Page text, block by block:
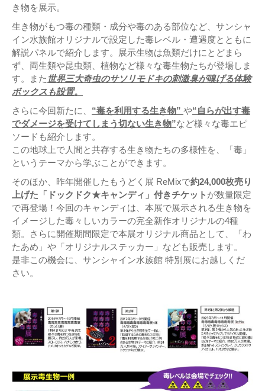
き物を展示。
生き物がもつ毒の種類・成分や毒のある部位など、サンシャ
イン水族館オリジナルで設定した毒レベル・遭遇度とともに
解説パネルで紹介します。展示生物は魚類だけにとどまら
ず、両生類や昆虫類、植物など様々な毒生物たちが登場しま
す。また 世界三大奇虫のサソリモドキの刺激臭が嗅げる体験
ボックスも設置。
さらに今回新たに、 “毒を利用する生き物” や“自らが出す毒
でダメージを受けてしまう切ない生き物”など様々な毒エピ
ソードも紹介します。
この地球上で人間と共存する生き物たちの多様性を、「毒」
というテーマから学ぶことができます。
そのほか、昨年開催したもうどく展 ReMixで約24,000枚売り
上げた「ドックドク★キャンディ」付きチケット が数量限定
で再登場！今回のキャンディは、本展で展示される生き物を
イメージした毒々しいカラーの完全新作オリジナルの4種
類。さらに開催期間限定で本展オリジナル商品として、「わ
たあめ」や「オリジナルステッカー」なども販売します。
是非この機会に、サンシャイン水族館 特別展にお越しくだ
さい。